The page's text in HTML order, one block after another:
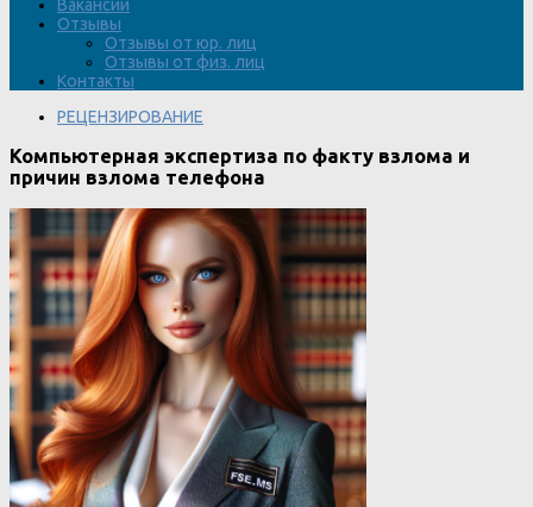
Вакансии
Отзывы
Отзывы от юр. лиц
Отзывы от физ. лиц
Контакты
РЕЦЕНЗИРОВАНИЕ
Компьютерная экспертиза по факту взлома и
причин взлома телефона